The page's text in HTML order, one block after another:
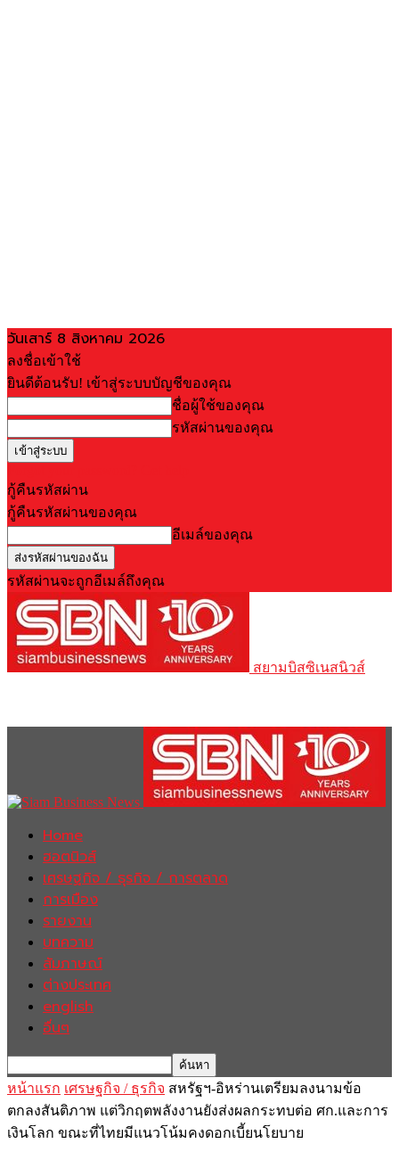
วันเสาร์ 8 สิงหาคม 2026
ลงชื่อเข้าใช้
ยินดีต้อนรับ! เข้าสู่ระบบบัญชีของคุณ
ชื่อผู้ใช้ของคุณ
รหัสผ่านของคุณ
กู้คืนรหัสผ่าน
กู้คืนรหัสผ่านของคุณ
อีเมล์ของคุณ
รหัสผ่านจะถูกอีเมล์ถึงคุณ
สยามบิสซิเนสนิวส์
Home
ฮอตนิวส์
เศรษฐกิจ / ธุรกิจ / การตลาด
การเมือง
รายงาน
บทความ
สัมภาษณ์
ต่างประเทศ
english
อื่นๆ
หน้าแรก เศรษฐกิจ / ธุรกิจ สหรัฐฯ-อิหร่านเตรียมลงนามข้อ
ตกลงสันติภาพ แต่วิกฤตพลังงานยังส่งผลกระทบต่อ ศก.และการ
เงินโลก ขณะที่ไทยมีแนวโน้มคงดอกเบี้ยนโยบาย